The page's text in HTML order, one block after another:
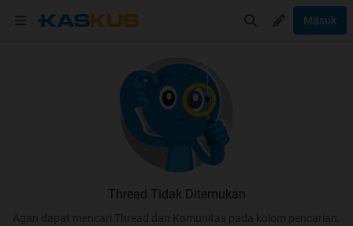
Masuk
Thread Tidak Ditemukan
Agan dapat mencari Thread dan Komunitas pada kolom pencarian.